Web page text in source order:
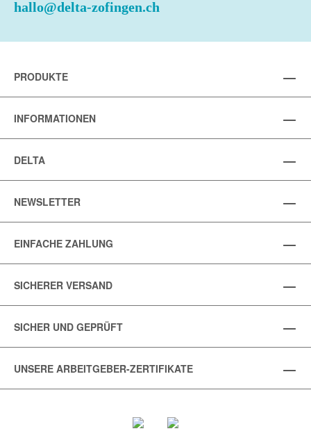
hallo@delta-zofingen.ch
PRODUKTE
INFORMATIONEN
DELTA
NEWSLETTER
EINFACHE ZAHLUNG
SICHERER VERSAND
SICHER UND GEPRÜFT
UNSERE ARBEITGEBER-ZERTIFIKATE